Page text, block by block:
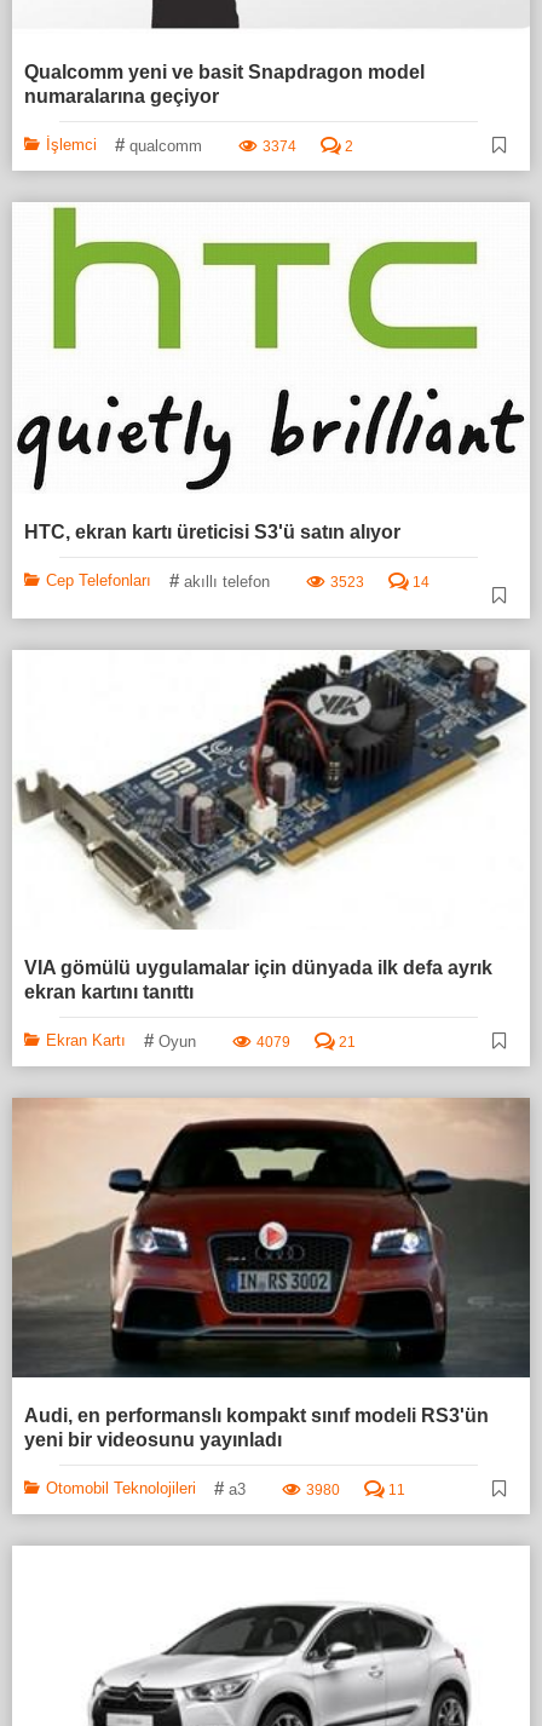
Qualcomm yeni ve basit Snapdragon model
numaralarına geçiyor
İşlemci # qualcomm 3374 2
HTC, ekran kartı üreticisi S3'ü satın alıyor
Cep Telefonları # akıllı telefon 3523 14
VIA gömülü uygulamalar için dünyada ilk defa ayrık
ekran kartını tanıttı
Ekran Kartı # Oyun 4079 21
Audi, en performanslı kompakt sınıf modeli RS3'ün
yeni bir videosunu yayınladı
Otomobil Teknolojileri # a3 3980 11